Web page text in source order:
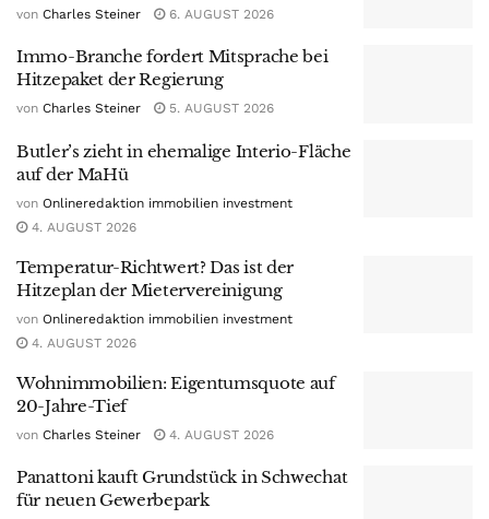
von Charles Steiner 6. AUGUST 2026
Immo-Branche fordert Mitsprache bei
Hitzepaket der Regierung
von Charles Steiner 5. AUGUST 2026
Butler’s zieht in ehemalige Interio-Fläche
auf der MaHü
von Onlineredaktion immobilien investment
4. AUGUST 2026
Temperatur-Richtwert? Das ist der
Hitzeplan der Mietervereinigung
von Onlineredaktion immobilien investment
4. AUGUST 2026
Wohnimmobilien: Eigentumsquote auf
20-Jahre-Tief
von Charles Steiner 4. AUGUST 2026
Panattoni kauft Grundstück in Schwechat
für neuen Gewerbepark